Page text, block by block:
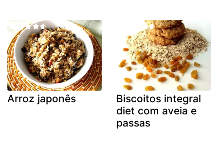
Arroz japonês
Biscoitos integral
diet com aveia e
passas